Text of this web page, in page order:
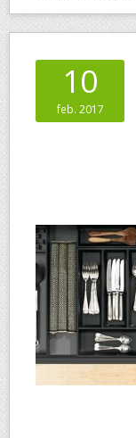
10
feb. 2017